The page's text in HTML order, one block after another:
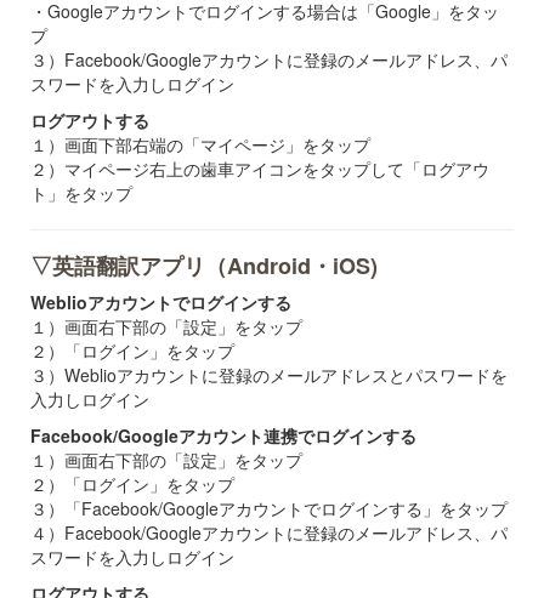
・Googleアカウントでログインする場合は「Google」をタッ
プ
３）Facebook/Googleアカウントに登録のメールアドレス、パ
スワードを入力しログイン
ログアウトする
１）画面下部右端の「マイページ」をタップ
２）マイページ右上の歯車アイコンをタップして「ログアウ
ト」をタップ
▽英語翻訳アプリ（Android・iOS)
Weblioアカウントでログインする
１）画面右下部の「設定」をタップ
２）「ログイン」をタップ
３）Weblioアカウントに登録のメールアドレスとパスワードを
入力しログイン
Facebook/Googleアカウント連携でログインする
１）画面右下部の「設定」をタップ
２）「ログイン」をタップ
３）「Facebook/Googleアカウントでログインする」をタップ
４）Facebook/Googleアカウントに登録のメールアドレス、パ
スワードを入力しログイン
ログアウトする